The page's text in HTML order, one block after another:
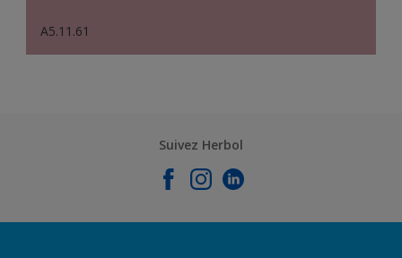
A5.11.61
Suivez Herbol